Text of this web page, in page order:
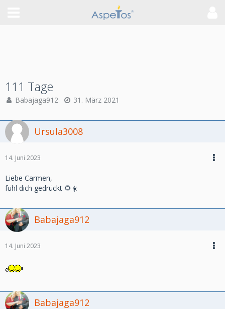
111 Tage
Babajaga912 31. März 2021
Ursula3008
14. Juni 2023
Liebe Carmen,
fühl dich gedrückt 🌻☀️
Babajaga912
14. Juni 2023
Babajaga912